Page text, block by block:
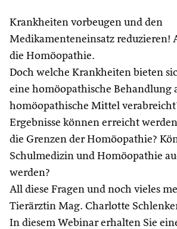
Krankheiten vorbeugen und den
Medikamenteneinsatz reduzieren!
die Homöopathie.
Doch welche Krankheiten bieten
eine homöopathische Behandlung
homöopathische Mittel
Ergebnisse können erreicht
die Grenzen der Homöopathie?
Schulmedizin und Homöopathie
werden?
All diese Fragen und noch vieles
Tierärztin Mag. Charlotte
In diesem Webinar erhalten Sie